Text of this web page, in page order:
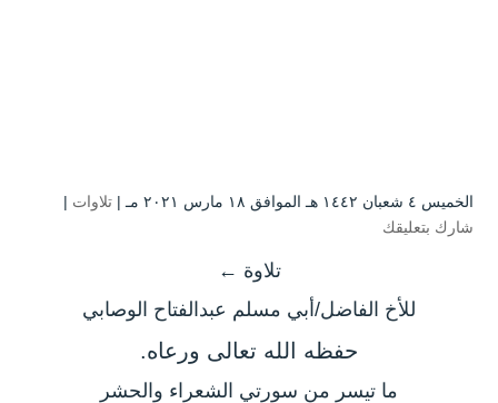
الخميس ٤ شعبان ۱٤٤۲ هـ الموافق ۱۸ مارس ۲۰۲۱ مـ | تلاوات |
شارك بتعليقك
تلاوة ←
للأخ الفاضل/أبي مسلم عبدالفتاح الوصابي
حفظه الله تعالى ورعاه.
ما تيسر من سورتي الشعراء والحشر